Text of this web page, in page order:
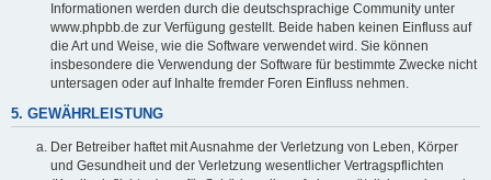
Informationen werden durch die deutschsprachige Community unter
www.phpbb.de zur Verfügung gestellt. Beide haben keinen Einfluss auf
die Art und Weise, wie die Software verwendet wird. Sie können
insbesondere die Verwendung der Software für bestimmte Zwecke nicht
untersagen oder auf Inhalte fremder Foren Einfluss nehmen.
5. GEWÄHRLEISTUNG
Der Betreiber haftet mit Ausnahme der Verletzung von Leben, Körper
und Gesundheit und der Verletzung wesentlicher Vertragspflichten